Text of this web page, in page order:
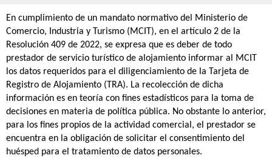
En cumplimiento de un mandato normativo del Ministerio de
Comercio, Industria y Turismo (MCIT), en el artículo 2 de la
Resolución 409 de 2022, se expresa que es deber de todo
prestador de servicio turístico de alojamiento informar al MCIT
los datos requeridos para el diligenciamiento de la Tarjeta de
Registro de Alojamiento (TRA). La recolección de dicha
información es en teoría con fines estadísticos para la toma de
decisiones en materia de política pública. No obstante lo anterior,
para los fines propios de la actividad comercial, el prestador se
encuentra en la obligación de solicitar el consentimiento del
huésped para el tratamiento de datos personales.